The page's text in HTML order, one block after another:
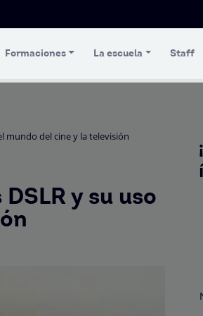
Formaciones La escuela Staff
mundo del cine y la televisión
y su uso